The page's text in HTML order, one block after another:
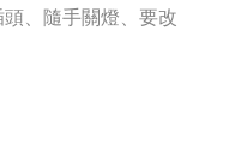
、隨手關燈、要改